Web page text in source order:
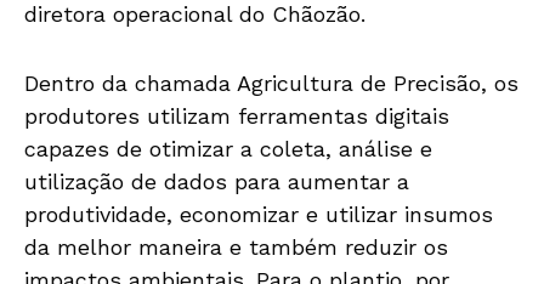
diretora operacional do Chãozão.
Dentro da chamada Agricultura de Precisão, os
produtores utilizam ferramentas digitais
capazes de otimizar a coleta, análise e
utilização de dados para aumentar a
produtividade, economizar e utilizar insumos
da melhor maneira e também reduzir os